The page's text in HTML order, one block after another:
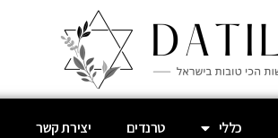
כללי טרנדים יצירת קשר